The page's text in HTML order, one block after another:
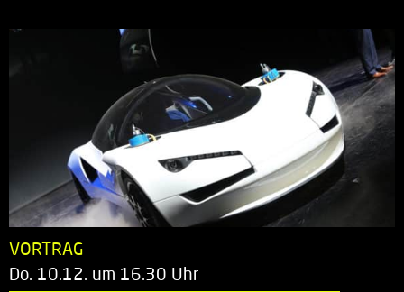
VORTRAG
Do. 10.12. um 16.30 Uhr